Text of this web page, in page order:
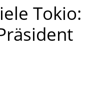
Tokio: